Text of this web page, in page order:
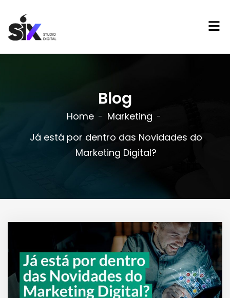
Blog
Home
Marketing
Já está por dentro das Novidades do
Marketing Digital?